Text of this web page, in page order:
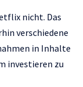
nicht. Das
verschiedene
in Inhalte
investieren zu